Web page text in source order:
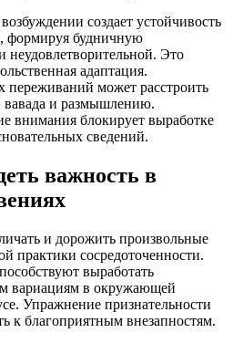
создает устойчивость
формируя будничную
неудовлетворительной. Это
адаптация.
может расстроить
вавада и размышлению.
внимания блокирует выработке
сведений.
важность в
и дорожить произвольные
практики сосредоточенности.
выработать
вариациям в окружающей
Упражнение признательности
к благоприятным внезапностям.